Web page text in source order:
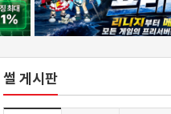
썰 게시판